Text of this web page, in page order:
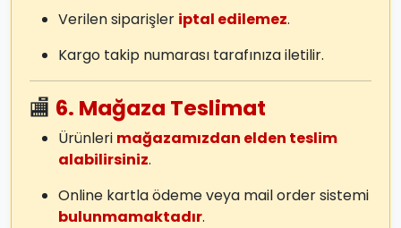
Verilen siparişler iptal edilemez.
Kargo takip numarası tarafınıza iletilir.
🏬 6. Mağaza Teslimat
Ürünleri mağazamızdan elden teslim
alabilirsiniz.
Online kartla ödeme veya mail order sistemi
bulunmamaktadır.